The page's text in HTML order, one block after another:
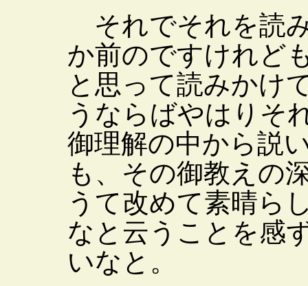
それでそれを読
か前のですけれど
と思って読みかけ
うならばやはりそ
御理解の中から説
も、その御教えの
うて改めて素晴ら
なと云うことを感
いなと。